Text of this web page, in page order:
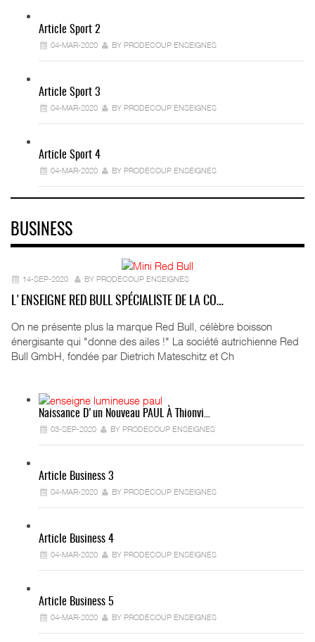
Article Sport 2
04-MAR-2020 BY PRODECOUP ENSEIGNES
Article Sport 3
04-MAR-2020 BY PRODECOUP ENSEIGNES
Article Sport 4
04-MAR-2020 BY PRODECOUP ENSEIGNES
BUSINESS
14-SEP-2020 BY PRODECOUP ENSEIGNES
L'ENSEIGNE RED BULL SPÉCIALISTE DE LA CO…
On ne présente plus la marque Red Bull, célèbre boisson
énergisante qui "donne des ailes !" La société autrichienne Red
Bull GmbH, fondée par Dietrich Mateschitz et Ch
Naissance D'un Nouveau PAUL À Thionvi…
03-SEP-2020 BY PRODECOUP ENSEIGNES
Article Business 3
04-MAR-2020 BY PRODECOUP ENSEIGNES
Article Business 4
04-MAR-2020 BY PRODECOUP ENSEIGNES
Article Business 5
04-MAR-2020 BY PRODECOUP ENSEIGNES